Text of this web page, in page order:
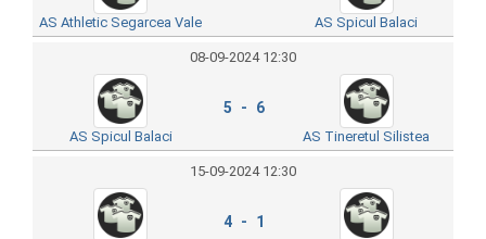
AS Athletic Segarcea Vale AS Spicul Balaci
08-09-2024 12:30
AS Spicul Balaci
5 - 6
AS Tineretul Silistea
15-09-2024 12:30
4 - 1